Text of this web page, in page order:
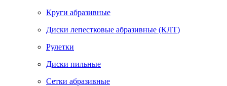
Круги абразивные
Диски лепестковые абразивные (КЛТ)
Рулетки
Диски пильные
Сетки абразивные